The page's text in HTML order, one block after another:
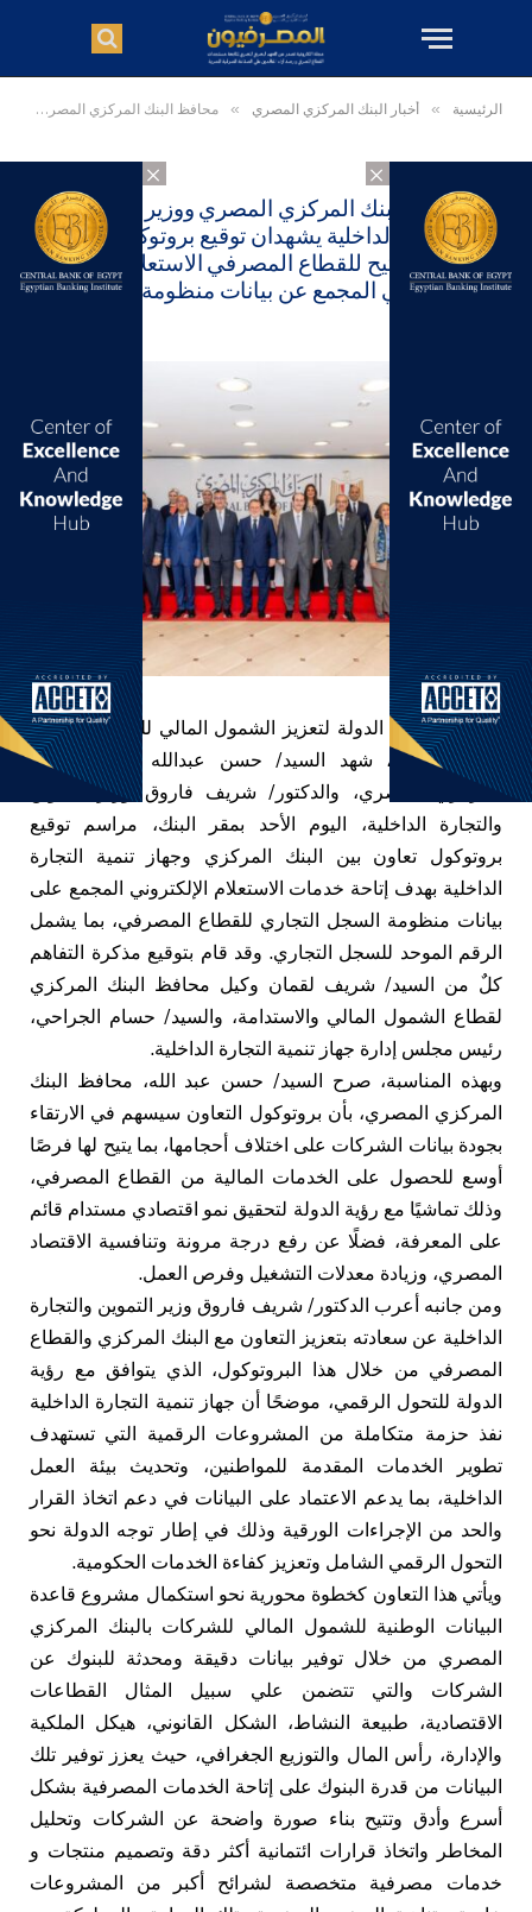
×
×
الرئيسية » أخبار البنك المركزي المصري » محافظ البنك المركزي المصري ووزير التموين والتجارة الداخلية يشهدان توقيع بروتوكول تعاون مشترك يتيح للقطاع المصرفي الاستعلام الإلكتروني المجمع عن بيانات منظومة السجل التجاري
محافظ البنك المركزي المصري ووزير التموين
والتجارة الداخلية يشهدان توقيع بروتوكول تعاون
مشترك يتيح للقطاع المصرفي الاستعلام
الإلكتروني المجمع عن بيانات منظومة السجل
في إطار جهود الدولة لتعزيز الشمول المالي للشركات ودعم
ريادة الأعمال، شهد السيد/ حسن عبدالله محافظ البنك
المركزي المصري، والدكتور/ شريف فاروق وزير التموين
والتجارة الداخلية، اليوم الأحد بمقر البنك، مراسم توقيع
بروتوكول تعاون بين البنك المركزي وجهاز تنمية التجارة
الداخلية بهدف إتاحة خدمات الاستعلام الإلكتروني المجمع على
بيانات منظومة السجل التجاري للقطاع المصرفي، بما يشمل
الرقم الموحد للسجل التجاري. وقد قام بتوقيع مذكرة التفاهم
كلٌ من السيد/ شريف لقمان وكيل محافظ البنك المركزي
لقطاع الشمول المالي والاستدامة، والسيد/ حسام الجراحي،
رئيس مجلس إدارة جهاز تنمية التجارة الداخلية.
وبهذه المناسبة، صرح السيد/ حسن عبد الله، محافظ البنك
المركزي المصري، بأن بروتوكول التعاون سيسهم في الارتقاء
بجودة بيانات الشركات على اختلاف أحجامها، بما يتيح لها فرصًا
أوسع للحصول على الخدمات المالية من القطاع المصرفي،
وذلك تماشيًا مع رؤية الدولة لتحقيق نمو اقتصادي مستدام قائم
على المعرفة، فضلًا عن رفع درجة مرونة وتنافسية الاقتصاد
المصري، وزيادة معدلات التشغيل وفرص العمل.
ومن جانبه أعرب الدكتور/ شريف فاروق وزير التموين والتجارة
الداخلية عن سعادته بتعزيز التعاون مع البنك المركزي والقطاع
المصرفي من خلال هذا البروتوكول، الذي يتوافق مع رؤية
الدولة للتحول الرقمي، موضحًا أن جهاز تنمية التجارة الداخلية
نفذ حزمة متكاملة من المشروعات الرقمية التي تستهدف
تطوير الخدمات المقدمة للمواطنين، وتحديث بيئة العمل
الداخلية، بما يدعم الاعتماد على البيانات في دعم اتخاذ القرار
والحد من الإجراءات الورقية وذلك في إطار توجه الدولة نحو
التحول الرقمي الشامل وتعزيز كفاءة الخدمات الحكومية.
ويأتي هذا التعاون كخطوة محورية نحو استكمال مشروع قاعدة
البيانات الوطنية للشمول المالي للشركات بالبنك المركزي
المصري من خلال توفير بيانات دقيقة ومحدثة للبنوك عن
الشركات والتي تتضمن علي سبيل المثال القطاعات
الاقتصادية، طبيعة النشاط، الشكل القانوني، هيكل الملكية
والإدارة، رأس المال والتوزيع الجغرافي، حيث يعزز توفير تلك
البيانات من قدرة البنوك على إتاحة الخدمات المصرفية بشكل
أسرع وأدق وتتيح بناء صورة واضحة عن الشركات وتحليل
المخاطر واتخاذ قرارات ائتمانية أكثر دقة وتصميم منتجات و
خدمات مصرفية متخصصة لشرائح أكبر من المشروعات